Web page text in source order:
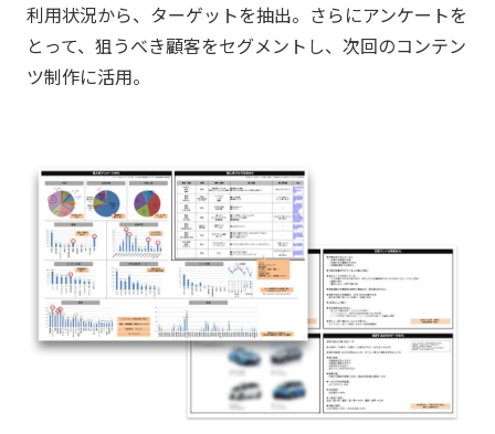
利用状況から、ターゲットを抽出。さらにアンケートを
とって、狙うべき顧客をセグメントし、次回のコンテン
ツ制作に活用。